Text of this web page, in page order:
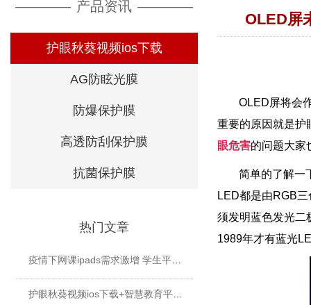
———— 产品资讯 ————
护眼秋葵视频ios下载
AG防眩光膜
防爆保护膜
高透防刮保护膜
抗菌保护膜
热门文章
疫情下网课ipads需求激增 学生平板护眼贴膜找哪家好？
护眼秋葵视频ios下载+智慧教育平板 给孩子健康光明的未来
OLED屏
OLED屏将会作
重要的原因就是护
眼危害的问题大家也
简单的了解一
LED都是由RGB三
须发明蓝色发光二极
1989年才有蓝光LED